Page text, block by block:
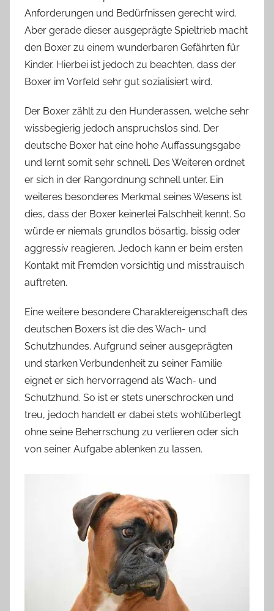
Anforderungen und Bedürfnissen gerecht wird.
Aber gerade dieser ausgeprägte Spieltrieb macht
den Boxer zu einem wunderbaren Gefährten für
Kinder. Hierbei ist jedoch zu beachten, dass der
Boxer im Vorfeld sehr gut sozialisiert wird.
Der Boxer zählt zu den Hunderassen, welche sehr
wissbegierig jedoch anspruchslos sind. Der
deutsche Boxer hat eine hohe Auffassungsgabe
und lernt somit sehr schnell. Des Weiteren ordnet
er sich in der Rangordnung schnell unter. Ein
weiteres besonderes Merkmal seines Wesens ist
dies, dass der Boxer keinerlei Falschheit kennt. So
würde er niemals grundlos bösartig, bissig oder
aggressiv reagieren. Jedoch kann er beim ersten
Kontakt mit Fremden vorsichtig und misstrauisch
auftreten.
Eine weitere besondere Charaktereigenschaft des
deutschen Boxers ist die des Wach- und
Schutzhundes. Aufgrund seiner ausgeprägten
und starken Verbundenheit zu seiner Familie
eignet er sich hervorragend als Wach- und
Schutzhund. So ist er stets unerschrocken und
treu, jedoch handelt er dabei stets wohlüberlegt
ohne seine Beherrschung zu verlieren oder sich
von seiner Aufgabe ablenken zu lassen.